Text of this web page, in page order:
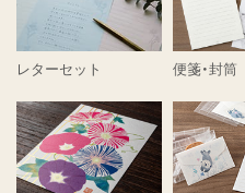
レターセット 便箋・封筒